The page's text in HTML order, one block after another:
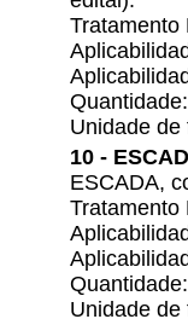
Tratamento
Unidade de
10 -
ESCADA,
Tratamento
Unidade de